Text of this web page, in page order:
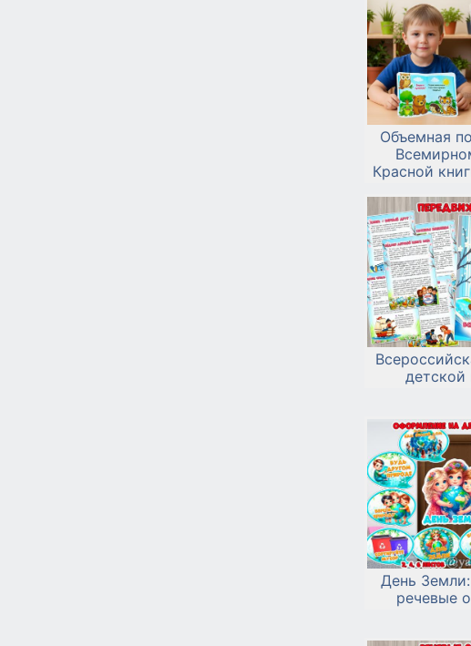
Объемная
Красной
детской
День
речевые